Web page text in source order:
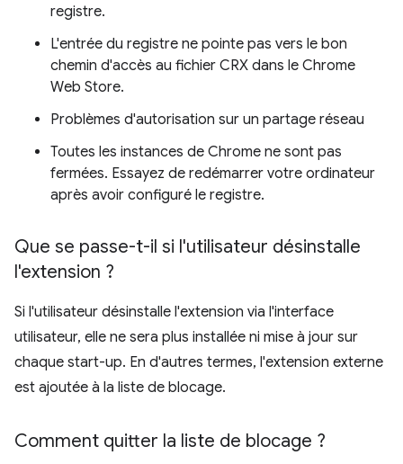
registre.
L'entrée du registre ne pointe pas vers le bon
chemin d'accès au fichier CRX dans le Chrome
Web Store.
Problèmes d'autorisation sur un partage réseau
Toutes les instances de Chrome ne sont pas
fermées. Essayez de redémarrer votre ordinateur
après avoir configuré le registre.
Que se passe-t-il si l'utilisateur désinstalle
l'extension ?
Si l'utilisateur désinstalle l'extension via l'interface
utilisateur, elle ne sera plus installée ni mise à jour sur
chaque start-up. En d'autres termes, l'extension externe
est ajoutée à la liste de blocage.
Comment quitter la liste de blocage ?